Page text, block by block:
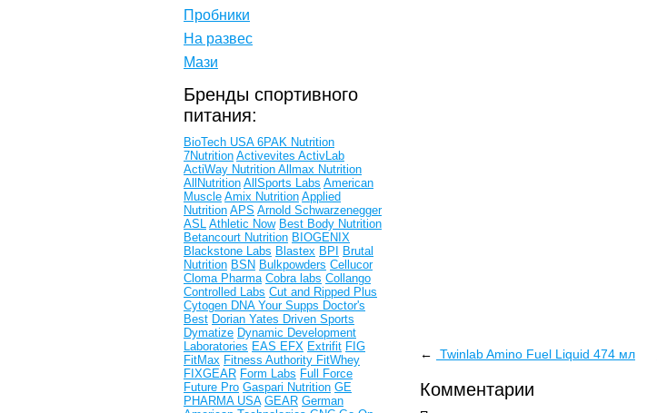
← Twinlab Amino Fuel Liquid 474 мл
Комментарии
Пробники
На развес
Мази
Бренды спортивного
питания:
BioTech USA 6PAK Nutrition
7Nutrition Activevites ActivLab
ActiWay Nutrition Allmax Nutrition
AllNutrition AllSports Labs American
Muscle Amix Nutrition Applied
Nutrition APS Arnold Schwarzenegger
ASL Athletic Now Best Body Nutrition
Betancourt Nutrition BIOGENIX
Blackstone Labs Blastex BPI
Brutal
Nutrition BSN Bulkpowders Cellucor
Cloma Pharma Cobra labs Collango
Controlled Labs Cut and Ripped Plus
Cytogen DNA Your Supps Doctor's
Best Dorian Yates Driven Sports
Dymatize Dynamic Development
Laboratories EAS EFX Extrifit FIG
FitMax Fitness Authority FitWhey
FIXGEAR Form Labs Full Force
Future Pro Gaspari Nutrition GE
PHARMA USA GEAR German